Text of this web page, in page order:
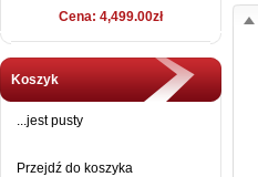
2016 + DELL D630
Cena: 4,499.00zł
Koszyk
...jest pusty
Przejdź do koszyka